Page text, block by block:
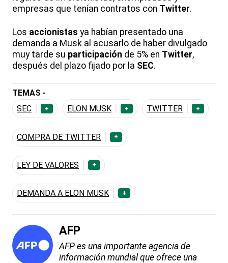
empresas que tenían contratos con Twitter.
Los accionistas ya habían presentado una
demanda a Musk al acusarlo de haber divulgado
muy tarde su participación de 5% en Twitter,
después del plazo fijado por la SEC.
TEMAS -
SEC
+ ELON MUSK + TWITTER +
COMPRA DE TWITTER +
LEY DE VALORES +
DEMANDA A ELON MUSK +
AFP
AFP es una importante agencia de
información mundial que ofrece una